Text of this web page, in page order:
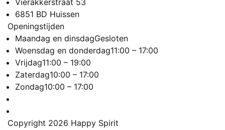
6851 BD Huissen
Openingstijden
Maandag en dinsdagGesloten
Woensdag en donderdag11:00 – 17:00
Vrijdag11:00 – 19:00
Zaterdag10:00 – 17:00
Zondag10:00 – 17:00
Copyright 2026 Happy Spirit